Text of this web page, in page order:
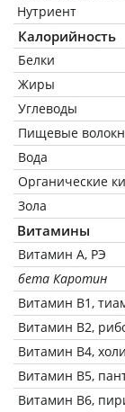
Нутриент
Калорийность
Белки
Жиры
Углеводы
Пищевые
Вода
Органические
Зола
Витамины
Витамин А, РЭ
бета Каротин
Витамин В1,
Витамин В2,
Витамин В4,
Витамин В5,
Витамин В6,